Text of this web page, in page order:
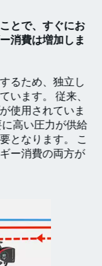
とで、すぐにお
消費は増加しま
るため、独立し
います。 従来、
使用されていま
高い圧力が供給
となります。 こ
ー消費の両方が